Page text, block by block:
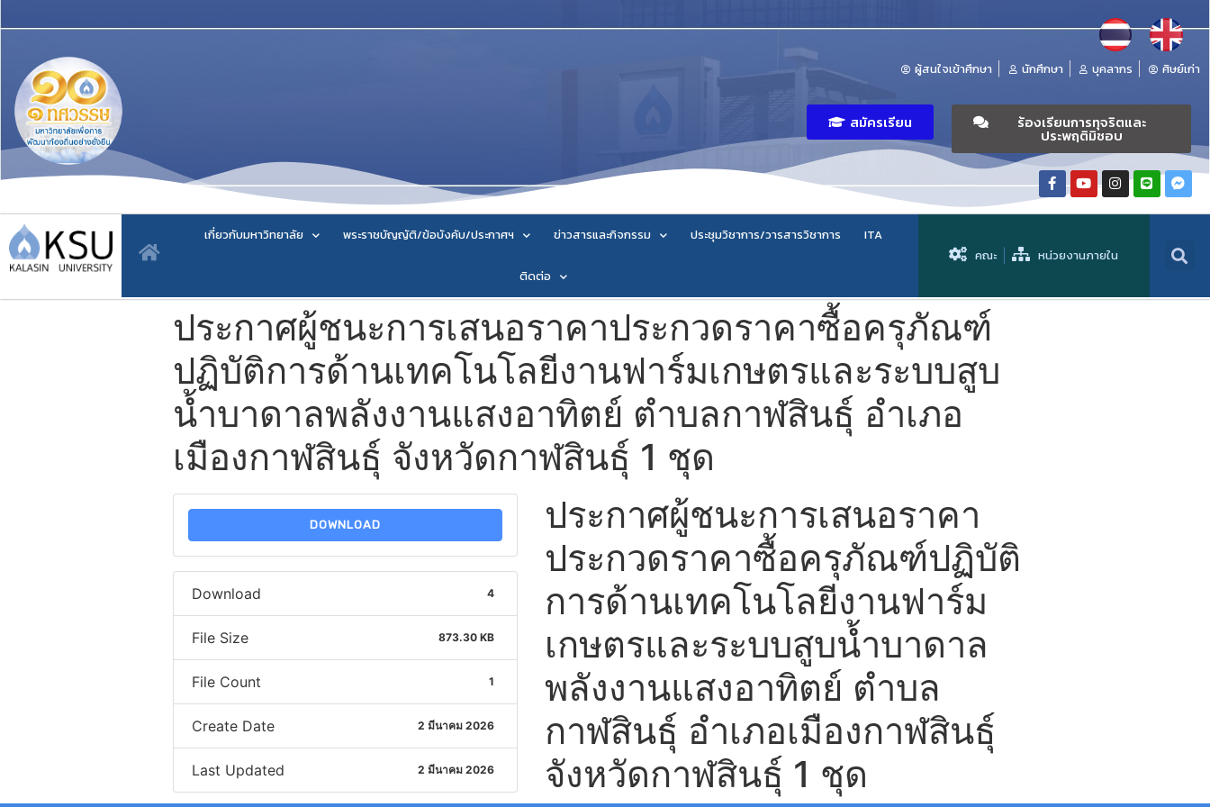
ผู้สนใจเข้าศึกษา นักศึกษา บุคลากร ศิษย์เก่า
สมัครเรียน ร้องเรียนการทุจริตและ
ประพฤติมิชอบ
เกี่ยวกับมหาวิทยาลัย พระราชบัญญัติ/ข้อบังคับ/ประกาศฯ ข่าวสารและกิจกรรม ประชุมวิชาการ/วารสารวิชาการ ITA
ติดต่อ
คณะ หน่วยงานภายใน
ประกาศผู้ชนะการเสนอราคาประกวดราคาซื้อครุภัณฑ์
ปฏิบัติการด้านเทคโนโลยีงานฟาร์มเกษตรและระบบสูบ
น้ำบาดาลพลังงานแสงอาทิตย์ ตำบลกาฬสินธุ์ อำเภอ
เมืองกาฬสินธุ์ จังหวัดกาฬสินธุ์ 1 ชุด
DOWNLOAD
Download 4
File Size 873.30 KB
File Count 1
Create Date 2 มีนาคม 2026
Last Updated 2 มีนาคม 2026
ประกาศผู้ชนะการเสนอราคา
ประกวดราคาซื้อครุภัณฑ์ปฏิบัติ
การด้านเทคโนโลยีงานฟาร์ม
เกษตรและระบบสูบน้ำบาดาล
พลังงานแสงอาทิตย์ ตำบล
กาฬสินธุ์ อำเภอเมืองกาฬสินธุ์
จังหวัดกาฬสินธุ์ 1 ชุด